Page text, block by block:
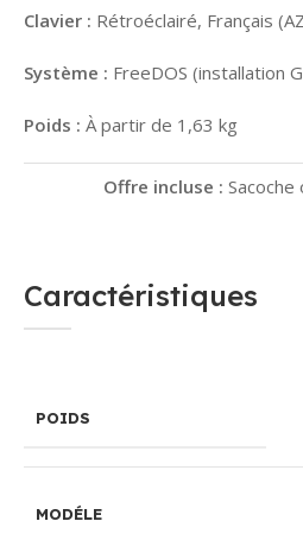
Clavier : Rétroéclairé, Français
Système : FreeDOS (installation
Poids : À partir de 1,63 kg
Offre incluse :
Caractéristiques
POIDS
MODÉLE